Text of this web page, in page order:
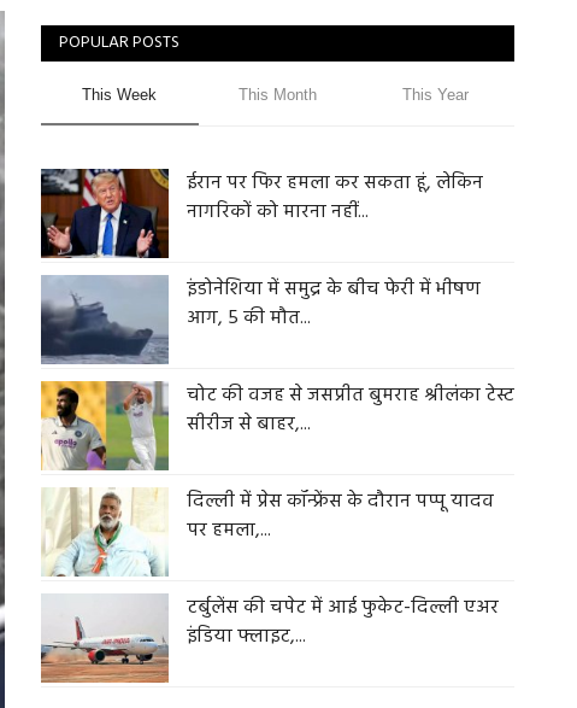
POPULAR POSTS
This Week This Month This Year
ईरान पर फिर हमला कर सकता हूं, लेकिन
नागरिकों को मारना नहीं...
इंडोनेशिया में समुद्र के बीच फेरी में भीषण
आग, 5 की मौत...
चोट की वजह से जसप्रीत बुमराह श्रीलंका टेस्ट
सीरीज से बाहर,...
दिल्ली में प्रेस कॉन्फ्रेंस के दौरान पप्पू यादव
पर हमला,...
टर्बुलेंस की चपेट में आई फुकेट-दिल्ली एअर
इंडिया फ्लाइट,...